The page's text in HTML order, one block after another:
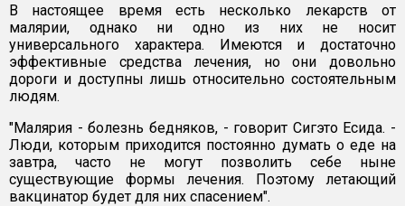
В настоящее время есть несколько лекарств от
малярии, однако ни одно из них не носит
универсального характера. Имеются и достаточно
эффективные средства лечения, но они довольно
дороги и доступны лишь относительно состоятельным
людям.
"Малярия - болезнь бедняков, - говорит Сигэто Есида. -
Люди, которым приходится постоянно думать о еде на
завтра, часто не могут позволить себе ныне
существующие формы лечения. Поэтому летающий
вакцинатор будет для них спасением".